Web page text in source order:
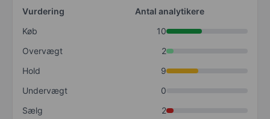
Vurdering
Antal analytikere
Køb
10
Overvægt
2
Hold
9
Undervægt
0
Sælg
2